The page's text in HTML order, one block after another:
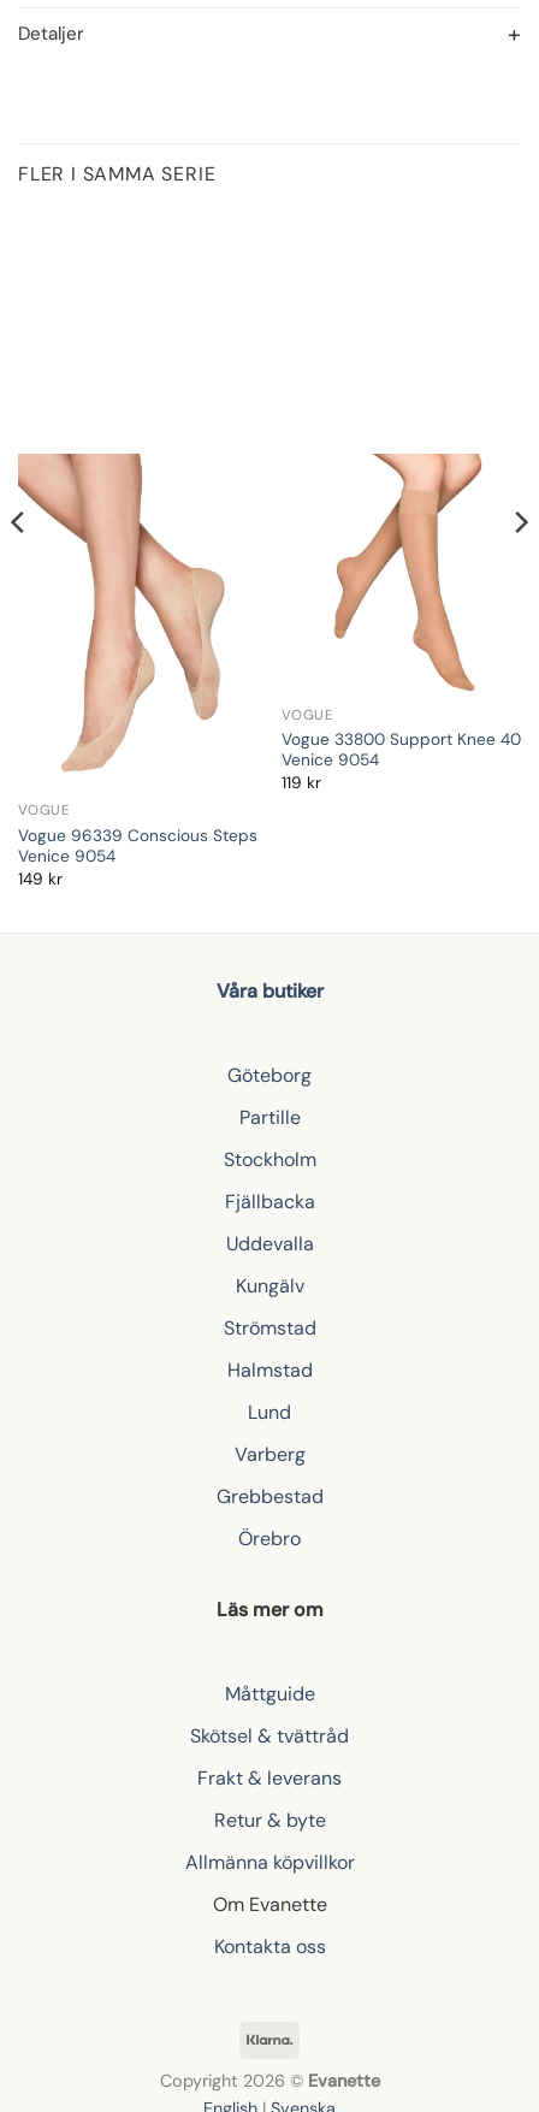
Detaljer
FLER I SAMMA SERIE
VOGUE
Vogue 96339 Conscious Steps
Venice 9054
149 kr
VOGUE
Vogue 33800 Support Knee 40
Venice 9054
119 kr
Våra butiker
Göteborg
Partille
Stockholm
Fjällbacka
Uddevalla
Kungälv
Strömstad
Halmstad
Lund
Varberg
Grebbestad
Örebro
Läs mer om
Måttguide
Skötsel & tvättråd
Frakt & leverans
Retur & byte
Allmänna köpvillkor
Om Evanette
Kontakta oss
Klarna
Copyright 2026 © Evanette